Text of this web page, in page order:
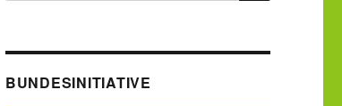
BUNDESINITIATIVE